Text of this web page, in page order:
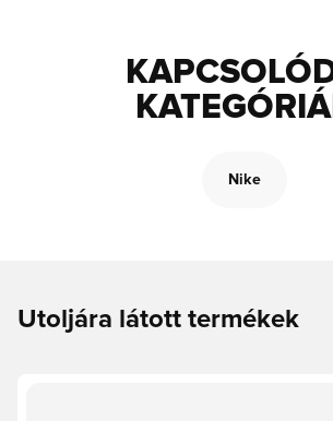
Nike
Utoljára látott termékek